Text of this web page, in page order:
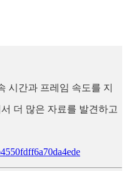
시간과 프레임 속도를 지
더 많은 자료를 발견하고